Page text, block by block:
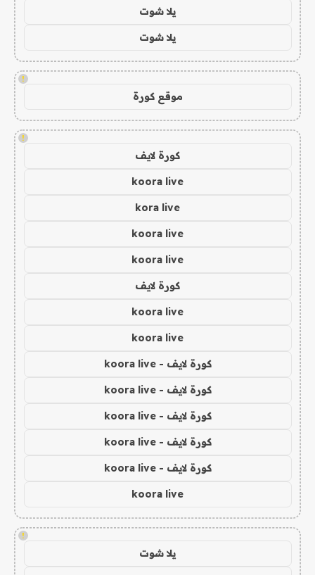
يلا شوت
يلا شوت
!
موقع كورة
!
كورة لايف
koora live
kora live
koora live
koora live
كورة لايف
koora live
koora live
كورة لايف - koora live
كورة لايف - koora live
كورة لايف - koora live
كورة لايف - koora live
كورة لايف - koora live
koora live
!
يلا شوت